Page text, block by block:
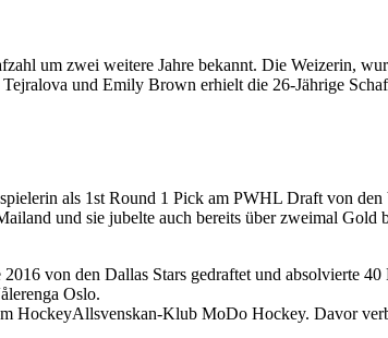
um zwei weitere Jahre bekannt. Die Weizerin,
und Emily Brown erhielt die 26-Jährige
als 1st Round 1 Pick am PWHL Draft von den
und sie jubelte auch bereits über zweimal Gold
von den Dallas Stars gedraftet und absolvierte
Oslo.
HockeyAllsvenskan-Klub MoDo Hockey. Davor